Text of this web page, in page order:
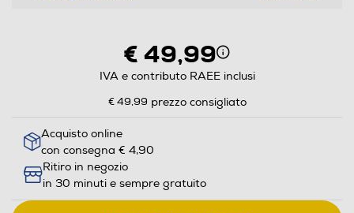
€ 49,99
IVA e contributo RAEE inclusi
€ 49,99 prezzo consigliato
Acquisto online
con consegna € 4,90
Ritiro in negozio
in 30 minuti e sempre gratuito